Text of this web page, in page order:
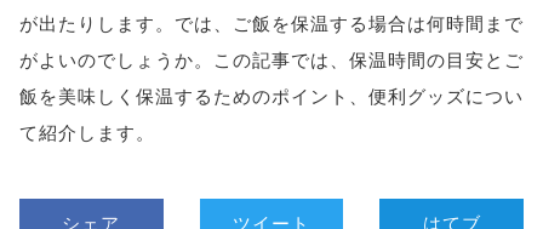
が出たりします。では、ご飯を保温する場合は何時間まで
がよいのでしょうか。この記事では、保温時間の目安とご
飯を美味しく保温するためのポイント、便利グッズについ
て紹介します。
シェア ツイート はてブ